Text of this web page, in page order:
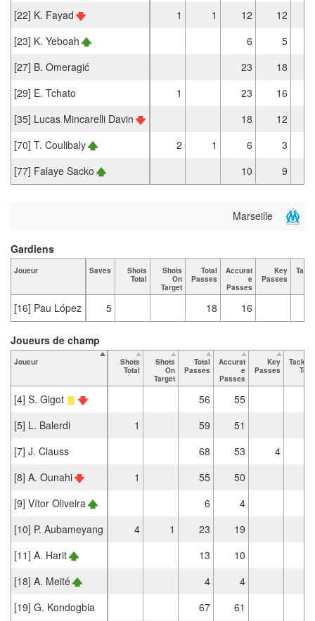
[22] K. Fayad
1 1 12
12
[23] K. Yeboah
6
5
[27] B. Omeragić
23
18
[29] E. Tchato
1 23
16
[35] Lucas Mincarelli Davin
18
12
[70] T. Coulibaly
2 1 6
3
[77] Falaye Sacko
10 9
Marseille
Joueur Saves
Shots
Total
Shots
On
Target
Total
Passes
Accurat
e
Passes
Key
Passes
[16] Pau López 5 18 16
Gardiens
Joueur
Shots
Total
Shots
On
Target
Total
Passes
Accurat
e
Passes
Key
Passes
Tackles
Total
[4] S. Gigot 56
55
[5] L. Balerdi
1 59 51
[7] J. Clauss
68 53 4
[8] A. Ounahi
1 55
50
[9] Vítor Oliveira
6
4
[10] P. Aubameyang
4 1 23 19
[11] A. Harit
13 10
[18] A. Meité
4
4
[19] G. Kondogbia
67 61
Joueurs de champ